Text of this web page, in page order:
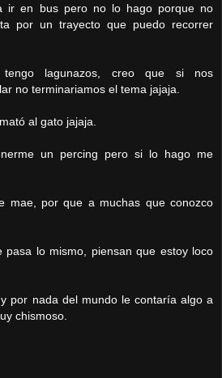
ir en bus pero no lo hago porque no
por un trayecto que puedo recorrer
lagunazos, creo que si nos
no terminariamos el tema jajaja.
al gato jajaja.
un percing pero si lo hago me
mae, por que a muchas que conozco
pasa lo mismo, piensan que estoy loco
por nada del mundo le contaría algo a
chismoso.